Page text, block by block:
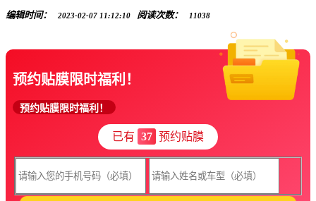
编辑时间： 2023-02-07 11:12:10 阅读次数： 11038
预约贴膜限时福利！
预约贴膜限时福利！
已有 37 预约贴膜